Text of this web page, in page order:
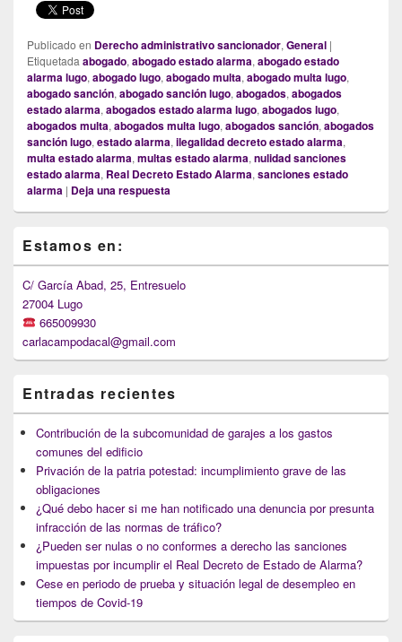
Publicado en Derecho administrativo sancionador, General |
Etiquetada abogado, abogado estado alarma, abogado estado
alarma lugo, abogado lugo, abogado multa, abogado multa lugo,
abogado sanción, abogado sanción lugo, abogados, abogados
estado alarma, abogados estado alarma lugo, abogados lugo,
abogados multa, abogados multa lugo, abogados sanción, abogados
sanción lugo, estado alarma, ilegalidad decreto estado alarma,
multa estado alarma, multas estado alarma, nulidad sanciones
estado alarma, Real Decreto Estado Alarma, sanciones estado
alarma | Deja una respuesta
Sidebar
Widget
Area
Estamos en:
C/ García Abad, 25, Entresuelo
27004 Lugo
665009930
carlacampodacal@gmail.com
Entradas recientes
Contribución de la subcomunidad de garajes a los gastos
comunes del edificio
Privación de la patria potestad: incumplimiento grave de las
obligaciones
¿Qué debo hacer si me han notificado una denuncia por presunta
infracción de las normas de tráfico?
¿Pueden ser nulas o no conformes a derecho las sanciones
impuestas por incumplir el Real Decreto de Estado de Alarma?
Cese en periodo de prueba y situación legal de desempleo en
tiempos de Covid-19